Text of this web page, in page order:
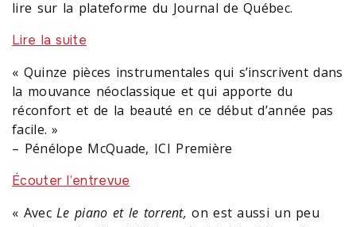
lire sur la plateforme du Journal de Québec.
Lire la suite
« Quinze pièces instrumentales qui s’inscrivent dans
la mouvance néoclassique et qui apporte du
réconfort et de la beauté en ce début d’année pas
facile. »
– Pénélope McQuade, ICI Première
Écouter l’entrevue
« AvecLe piano et le torrent,on est aussi un peu